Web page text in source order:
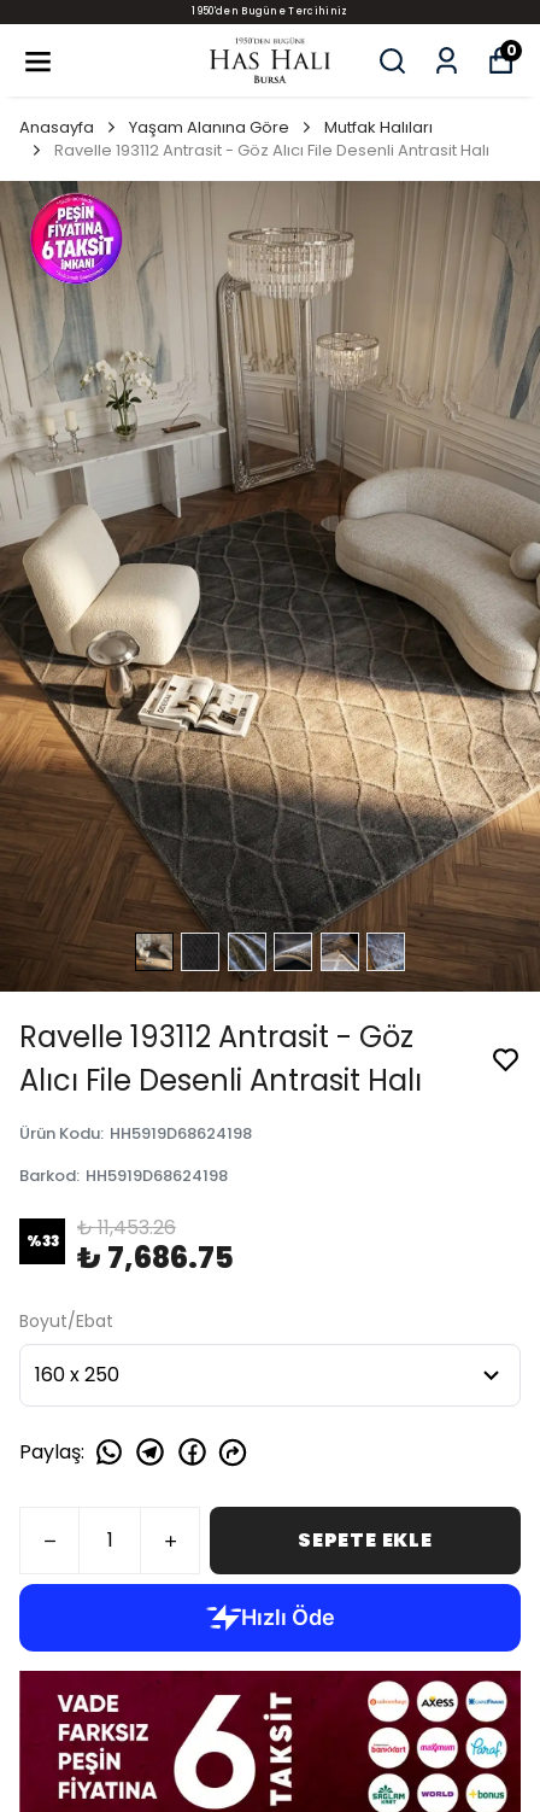
1950'den Bugüne Tercihiniz
0
Anasayfa Yaşam Alanına Göre
Mutfak Halıları
Ravelle 193112 Antrasit - Göz Alıcı File Desenli Antrasit Halı
Ravelle 193112 Antrasit - Göz
Alıcı File Desenli Antrasit Halı
Ürün Kodu: HH5919D68624198
Barkod: HH5919D68624198
%33 ₺ 11,453.26
₺ 7,686.75
Boyut/Ebat
Paylaş:
SEPETE EKLE